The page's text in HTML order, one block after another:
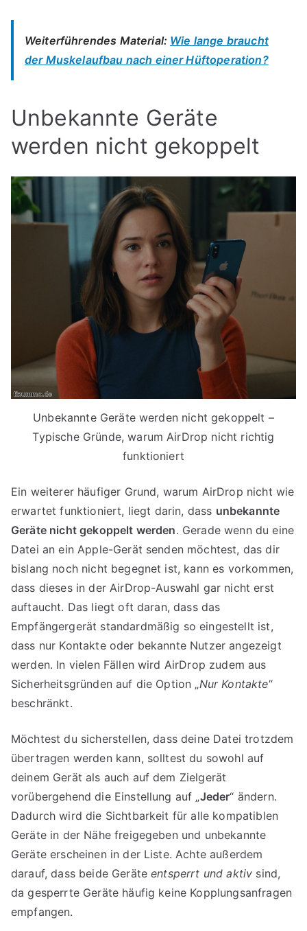
Weiterführendes Material: Wie lange braucht
der Muskelaufbau nach einer Hüftoperation?
Unbekannte Geräte
werden nicht gekoppelt
Unbekannte Geräte werden nicht gekoppelt –
Typische Gründe, warum AirDrop nicht richtig
funktioniert
Ein weiterer häufiger Grund, warum AirDrop nicht wie
erwartet funktioniert, liegt darin, dass unbekannte
Geräte nicht gekoppelt werden. Gerade wenn du eine
Datei an ein Apple-Gerät senden möchtest, das dir
bislang noch nicht begegnet ist, kann es vorkommen,
dass dieses in der AirDrop-Auswahl gar nicht erst
auftaucht. Das liegt oft daran, dass das
Empfängergerät standardmäßig so eingestellt ist,
dass nur Kontakte oder bekannte Nutzer angezeigt
werden. In vielen Fällen wird AirDrop zudem aus
Sicherheitsgründen auf die Option „Nur Kontakte“
beschränkt.
Möchtest du sicherstellen, dass deine Datei trotzdem
übertragen werden kann, solltest du sowohl auf
deinem Gerät als auch auf dem Zielgerät
vorübergehend die Einstellung auf „Jeder“ ändern.
Dadurch wird die Sichtbarkeit für alle kompatiblen
Geräte in der Nähe freigegeben und unbekannte
Geräte erscheinen in der Liste. Achte außerdem
darauf, dass beide Geräteentsperrt und aktiv sind,
da gesperrte Geräte häufig keine Kopplungsanfragen
empfangen.